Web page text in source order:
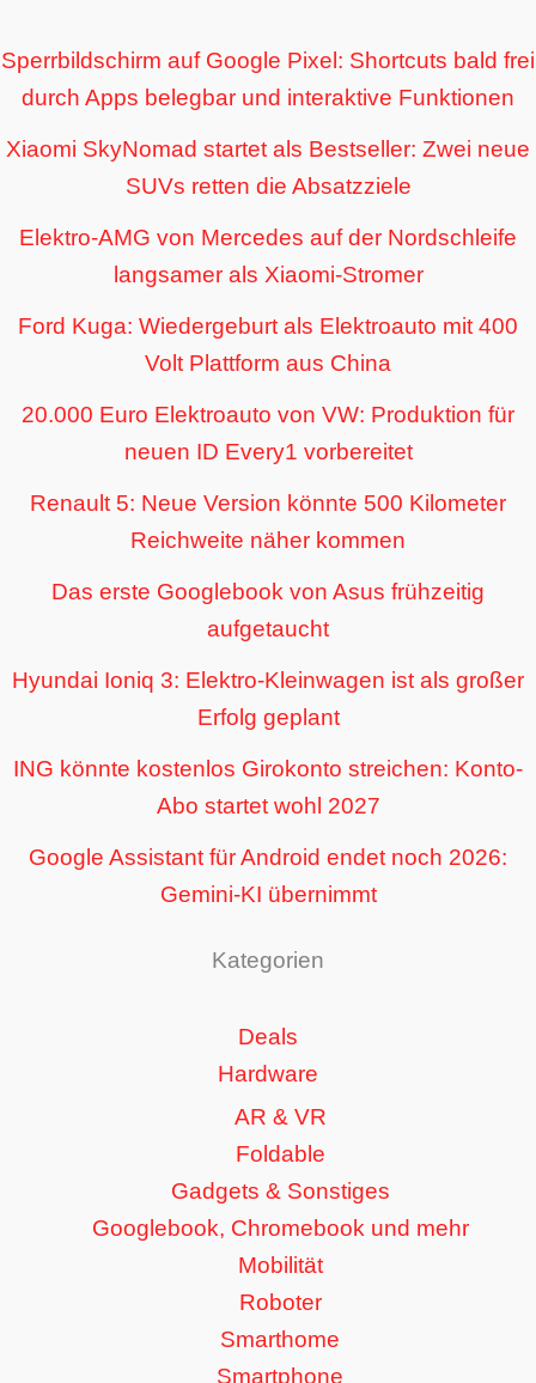
Sperrbildschirm auf Google Pixel: Shortcuts bald frei
durch Apps belegbar und interaktive Funktionen
Xiaomi SkyNomad startet als Bestseller: Zwei neue
SUVs retten die Absatzziele
Elektro-AMG von Mercedes auf der Nordschleife
langsamer als Xiaomi-Stromer
Ford Kuga: Wiedergeburt als Elektroauto mit 400
Volt Plattform aus China
20.000 Euro Elektroauto von VW: Produktion für
neuen ID Every1 vorbereitet
Renault 5: Neue Version könnte 500 Kilometer
Reichweite näher kommen
Das erste Googlebook von Asus frühzeitig
aufgetaucht
Hyundai Ioniq 3: Elektro-Kleinwagen ist als großer
Erfolg geplant
ING könnte kostenlos Girokonto streichen: Konto-
Abo startet wohl 2027
Google Assistant für Android endet noch 2026:
Gemini-KI übernimmt
Kategorien
Deals
Hardware
AR & VR
Foldable
Gadgets & Sonstiges
Googlebook, Chromebook und mehr
Mobilität
Roboter
Smarthome
Smartphone